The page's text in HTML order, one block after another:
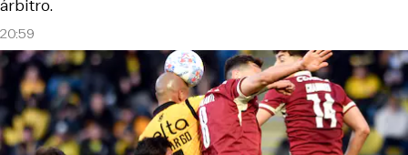
20:59
árbitro.